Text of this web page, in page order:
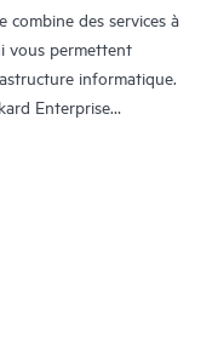
combine des services à
vous permettent
informatique.
Enterprise
sur vos produits HPE.
échange de pièces